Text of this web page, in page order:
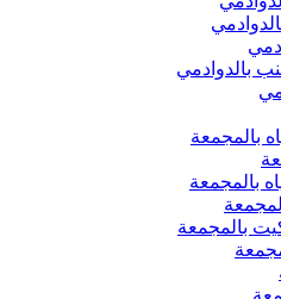
بالدوادمي
بالمجمعة
بالمجمعة
بالمجمعة